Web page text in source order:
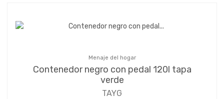
Menaje del hogar
Contenedor negro con pedal 120l tapa
verde
TAYG